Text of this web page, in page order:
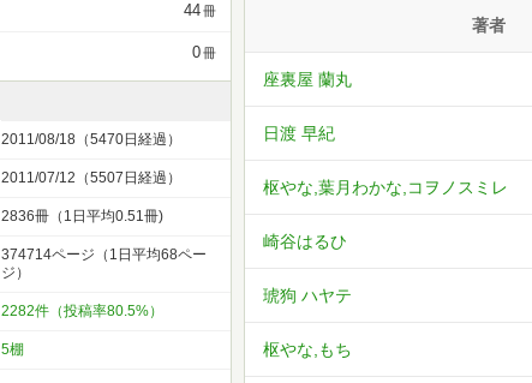
44冊
0冊
2011/08/18（5470日経過）
2011/07/12（5507日経過）
2836冊（1日平均0.51冊)
374714ページ（1日平均68ペー
ジ）
2282件（投稿率80.5%）
5棚
著者
座裏屋 蘭丸
日渡 早紀
枢やな,葉月わかな,コヲノスミレ
崎谷はるひ
琥狗 ハヤテ
枢やな,もち